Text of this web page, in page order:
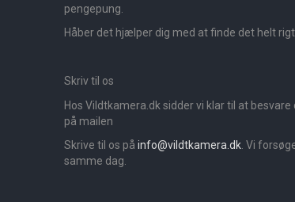
pengepung.
Håber det hjælper dig med at finde det helt
Skriv til os
Hos Vildtkamera.dk sidder vi klar til at besvare
på mailen
Skrive til os på info@vildtkamera.dk. Vi
samme dag.